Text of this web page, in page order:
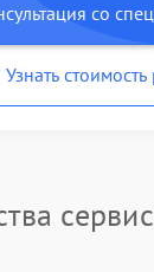
со
Узнать